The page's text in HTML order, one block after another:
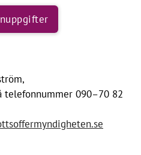
telefonnummer 090–70 82